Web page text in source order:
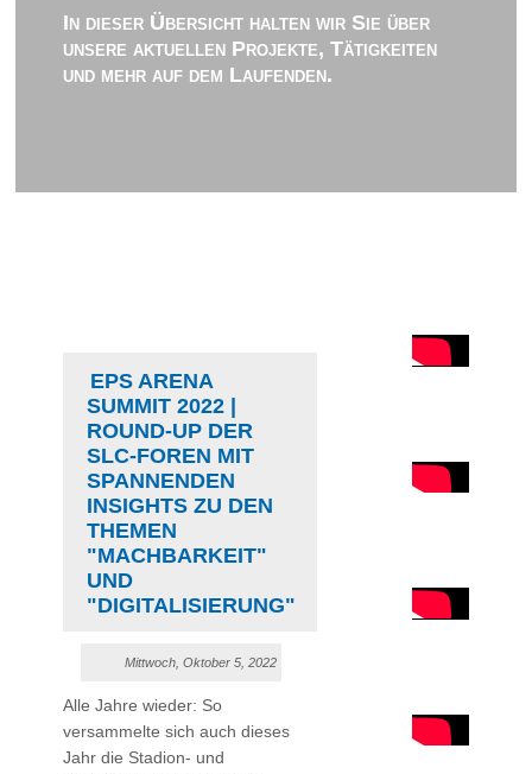
In dieser Übersicht halten wir Sie über
unsere aktuellen Projekte, Tätigkeiten
und mehr auf dem Laufenden.
EPS ARENA
SUMMIT 2022 |
ROUND-UP DER
SLC-FOREN MIT
SPANNENDEN
INSIGHTS ZU DEN
THEMEN
"MACHBARKEIT"
UND
"DIGITALISIERUNG"
Mittwoch, Oktober 5, 2022
Alle Jahre wieder: So
versammelte sich auch dieses
Jahr die Stadion- und